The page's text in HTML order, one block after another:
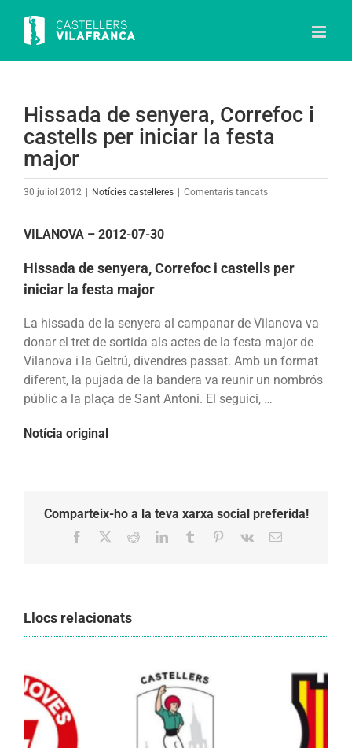
content
Hissada de senyera, Correfoc i
castells per iniciar la festa
major
30 juliol 2012 Notícies castelleres Comentaris tancatsa
Correfoc
per
iniciar
la
festa
major
VILANOVA – 2012-07-30
Hissada de senyera, Correfoc i castells per
iniciar la festa major
La hissada de la senyera al campanar de Vilanova va
donar el tret de sortida als actes de la festa major de
Vilanova i la Geltrú, divendres passat. Amb un format
diferent, la pujada de la bandera va reunir un nombrós
públic a la plaça de Sant Antoni. El seguici, …
Notícia original
Comparteix-ho a la teva xarxa social preferida!
Facebook RedditLinkedInTumblr Pinterest
Vk Email:
Llocs relacionats